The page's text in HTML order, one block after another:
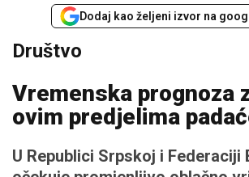
Dodaj kao željeni izvor na
Društvo
Vremenska prognoza
ovim predjelima
U Republici Srpskoj i Federaciji